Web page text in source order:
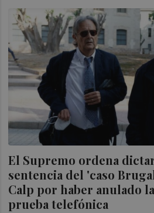
El Supremo ordena
sentencia del 'caso
Calp por haber anulado
prueba telefónica